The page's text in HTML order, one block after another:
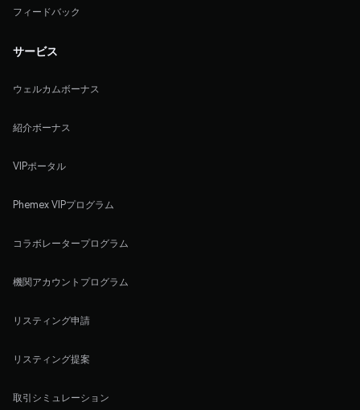
フィードバック
サービス
ウェルカムボーナス
紹介ボーナス
VIPポータル
Phemex VIPプログラム
コラボレータープログラム
機関アカウントプログラム
リスティング申請
リスティング提案
取引シミュレーション